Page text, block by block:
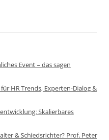
Event – das sagen
HR Trends, Experten-Dialog &
Skalierbares
& Schiedsrichter? Prof. Peter